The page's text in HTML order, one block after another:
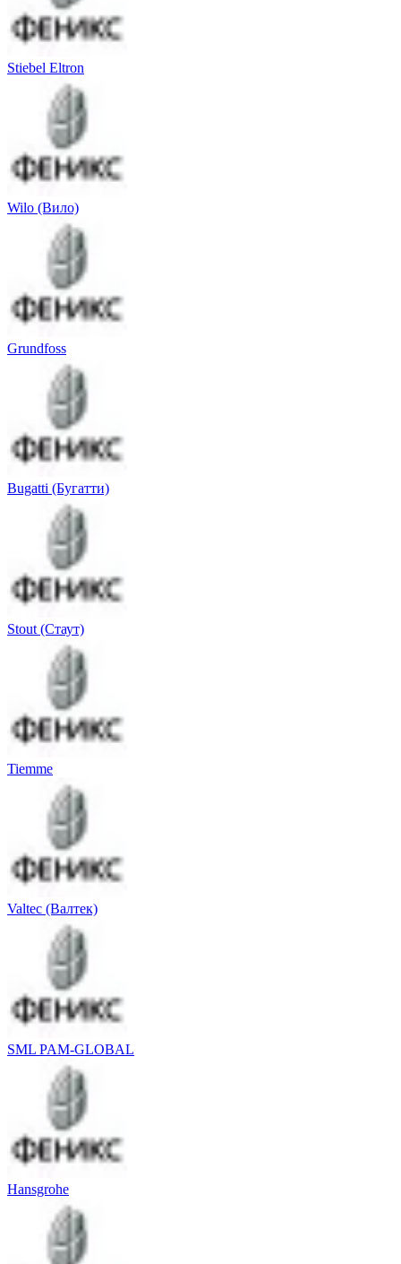
Stiebel Eltron
Wilo (Вило)
Grundfoss
Bugatti (Бугатти)
Stout (Стаут)
Tiemme
Valtec (Валтек)
SML PAM-GLOBAL
Hansgrohe